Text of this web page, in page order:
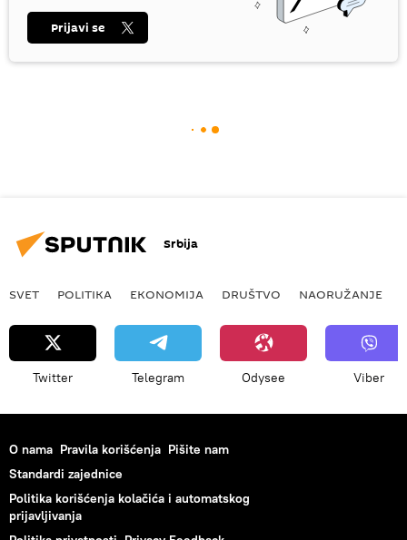
Prijavi se
Srbija
SVET POLITIKA EKONOMIJA DRUŠTVO NAORUŽANJE
Twitter Telegram Odysee Viber
O nama Pravila korišćenja Pišite nam
Standardi zajednice
Politika korišćenja kolačića i automatskog
prijavljivanja